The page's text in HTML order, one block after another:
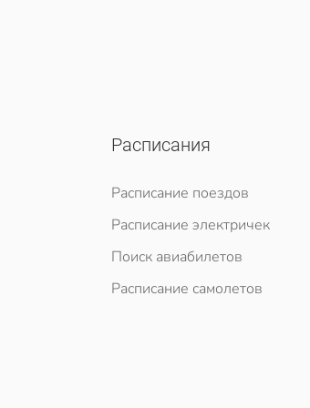
Расписания
Расписание поездов
Расписание электричек
Поиск авиабилетов
Расписание самолетов